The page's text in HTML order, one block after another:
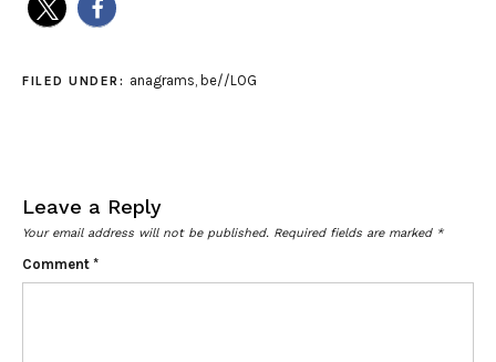
FILED UNDER: anagrams be//LOG
Leave a Reply
Your email address will not be published. Required fields are marked *
Comment *